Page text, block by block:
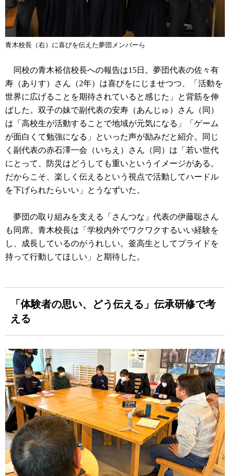
青木校長（右）に喜びを伝えた夢団メンバーら
同校の青木裕信校長への報告は15日。夢団代表の佐々有
寿（ありす）さん（2年）は喜びをにじませつつ、「活動を
世界に広げることを期待されていると感じた」と背筋を伸
ばした。双子の妹で副代表の安寿（あんじゅ）さん（同）
は「高校生が活動することで地域が元気になる」「ゲーム
が面白くて勉強になる」といった声が励みだと紹介。同じ
く副代表の赤石澤一会（いちえ）さん（同）は「若い世代
にとって、防災はどうしても重いというイメージがある。
だからこそ、楽しく伝えるという視点で活動してハードル
を下げられたらいい」とうなずいた。
夢団の取り組みを支える「さんつな」代表の伊藤聡さん
も同席。青木校長は「学校内外でワクワクするいい経験を
し、成長しているのがうれしい。釜高生としてプライドを
持って行動してほしい」と期待した。
「体験者の思い、どう伝える」伝承研修で考
える